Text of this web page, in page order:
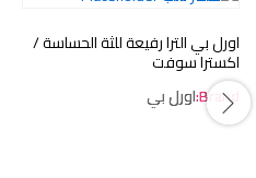
اورل بي الترا رفيعة للثة الحساسة /
اكسترا سوفت
Brand:اورل بي